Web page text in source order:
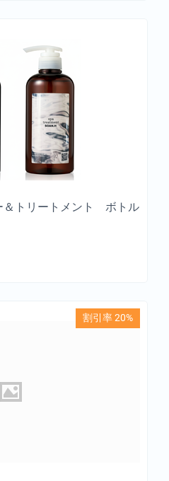
＆トリートメント ボトル
割引率 20%